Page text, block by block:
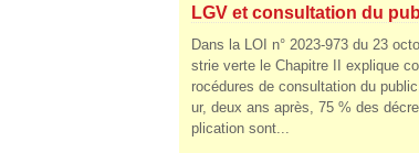
LGV et consultation du
Dans la LOI n° 2023-973 du 23
strie verte le Chapitre II explique
rocédures de consultation du
ur, deux ans après, 75 % des
plication sont...